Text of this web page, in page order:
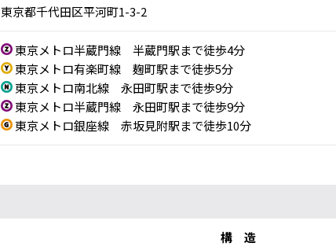
東京都千代田区平河町1-3-2
東京メトロ半蔵門線 半蔵門駅まで徒歩4分
東京メトロ有楽町線 麹町駅まで徒歩5分
東京メトロ南北線 永田町駅まで徒歩9分
東京メトロ半蔵門線 永田町駅まで徒歩9分
東京メトロ銀座線 赤坂見附駅まで徒歩10分
構 造